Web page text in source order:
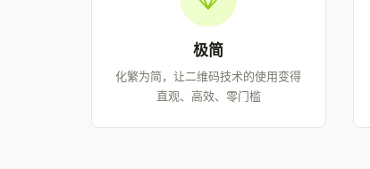
极简
化繁为简，让二维码技术的使用变得
直观、高效、零门槛